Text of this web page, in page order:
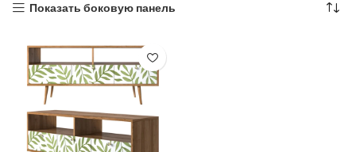
Показать боковую панель